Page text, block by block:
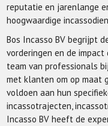
reputatie en jarenlange
hoogwaardige
Bos Incasso BV begrijpt
vorderingen en de
team van professionals
met klanten om op maat
voldoen aan hun
incassotrajecten,
Incasso BV heeft de